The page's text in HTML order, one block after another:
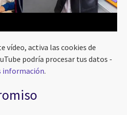
vídeo, activa las cookies de
podría procesar tus datos -
información.